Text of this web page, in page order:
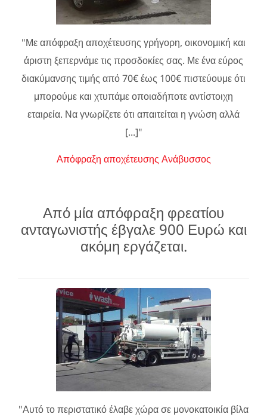
"Με απόφραξη αποχέτευσης γρήγορη, οικονομική και
άριστη ξεπερνάμε τις προσδοκίες σας. Με ένα εύρος
διακύμανσης τιμής από 70€ έως 100€ πιστεύουμε ότι
μπορούμε και χτυπάμε οποιαδήποτε αντίστοιχη
εταιρεία. Να γνωρίζετε ότι απαιτείται η γνώση αλλά
[...]"
Απόφραξη αποχέτευσης Ανάβυσσος
Από μία απόφραξη φρεατίου
ανταγωνιστής έβγαλε 900 Ευρώ και
ακόμη εργάζεται.
"Αυτό το περιστατικό έλαβε χώρα σε μονοκατοικία βίλα